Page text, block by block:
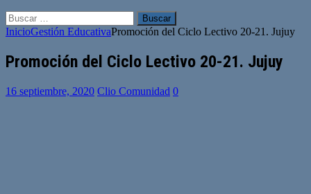
Buscar:
InicioGestión EducativaPromoción del Ciclo Lectivo 20-21. Jujuy
Promoción del Ciclo Lectivo 20-21. Jujuy
16 septiembre, 2020 Clio Comunidad 0